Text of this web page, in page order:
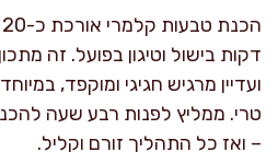
דקות בישול וטיגון בפועל. זה
ועדיין מרגיש חגיגי ומוקפד,
טרי. ממליץ לפנות רבע שעה
– ואז כל התהליך זורם וקליל.